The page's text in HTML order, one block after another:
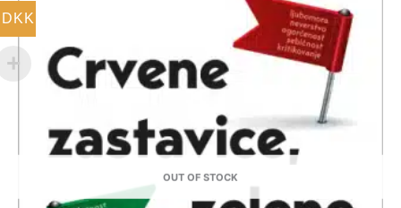
OUT OF STOCK
DKK